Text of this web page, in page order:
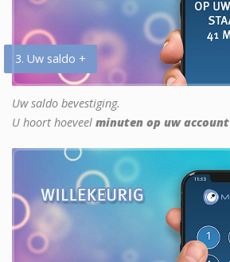
3. Uw saldo +
Uw saldo bevestiging.
U hoort hoeveel minuten op uw account